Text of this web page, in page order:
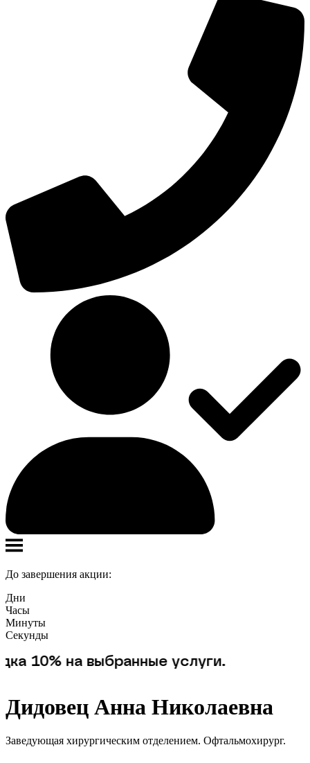
До завершения акции:
Дни
Часы
Минуты
Секунды
выбранные услуги.
Дидовец Анна Николаевна
Заведующая хирургическим отделением. Офтальмохирург.